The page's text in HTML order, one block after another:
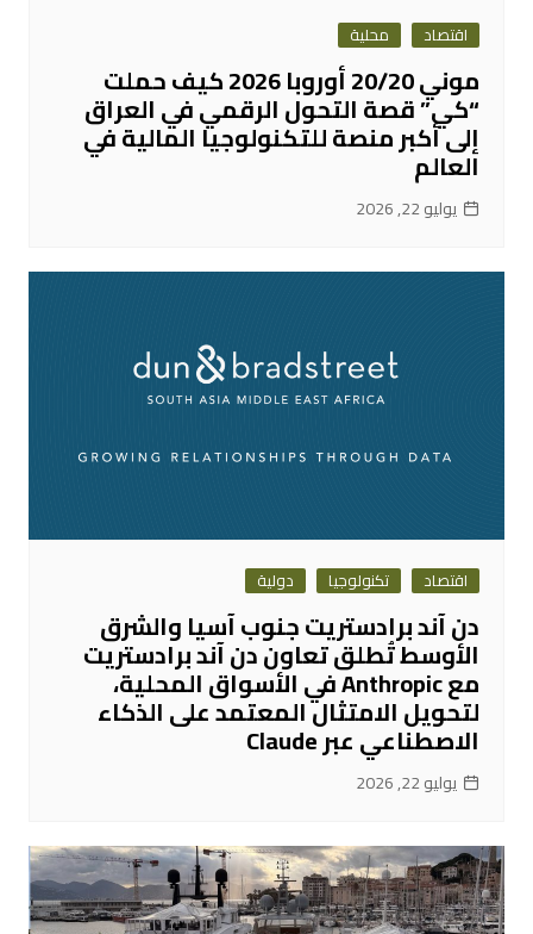
اقتصاد محلية
موني 20/20 أوروبا 2026 كيف حملت
“كي” قصة التحول الرقمي في العراق
إلى أكبر منصة للتكنولوجيا المالية في
العالم
يوليو 22, 2026
اقتصاد تكنولوجيا دولية
دن آند برادستريت جنوب آسيا والشرق
الأوسط تُطلق تعاون دن آند برادستريت
مع Anthropic في الأسواق المحلية،
لتحويل الامتثال المعتمد على الذكاء
الاصطناعي عبر Claude
يوليو 22, 2026